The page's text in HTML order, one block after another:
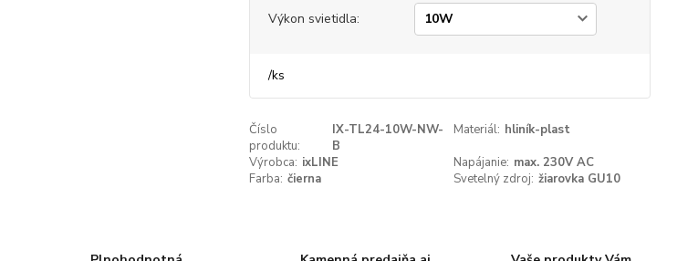
Výkon svietidla:
/ks
Číslo
produktu:
IX-TL24-10W-NW-
B
Materiál: hliník-plast
Výrobca: ixLINE Napájanie: max. 230V AC
Farba: čierna Svetelný zdroj: žiarovka GU10